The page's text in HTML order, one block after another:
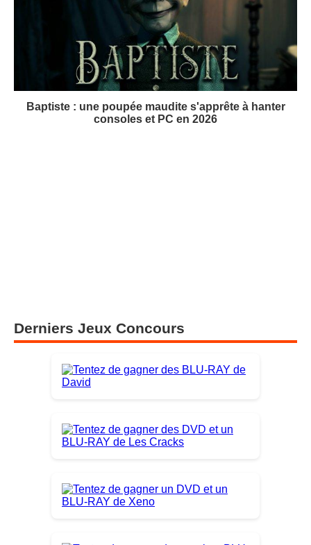
Baptiste : une poupée maudite s'apprête à hanter
consoles et PC en 2026
Derniers Jeux Concours